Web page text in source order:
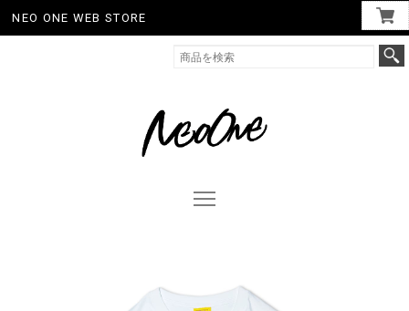
NEO ONE WEB STORE